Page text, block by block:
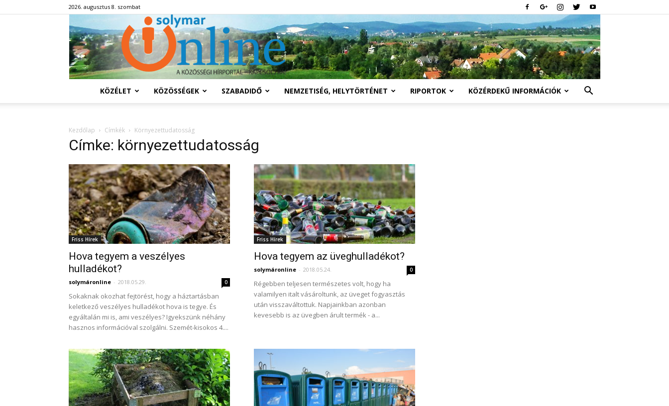
2026. augusztus 8. szombat
Solymár
KÖZÉLET KÖZÖSSÉGEK SZABADIDŐ NEMZETISÉG, HELYTÖRTÉNET RIPORTOK KÖZÉRDEKŰ INFORMÁCIÓK
Kezdőlap Címkék Környezettudatosság
Címke: környezettudatosság
Friss Hírek
Hova tegyem a veszélyes
hulladékot?
solymáronline - 2018.05.29. 0
Sokaknak okozhat fejtörést, hogy a háztartásban
keletkező veszélyes hulladékot hova is tegye. És
egyáltalán mi is, ami veszélyes? Igyekszünk néhány
hasznos információval szolgálni. Szemét-kisokos 4....
Friss Hírek
Hova tegyem az üveghulladékot?
solymáronline - 2018.05.24. 0
Régebben teljesen természetes volt, hogy ha
valamilyen italt vásároltunk, az üveget fogyasztás
után visszaváltottuk. Napjainkban azonban
kevesebb is az üvegben árult termék - a...